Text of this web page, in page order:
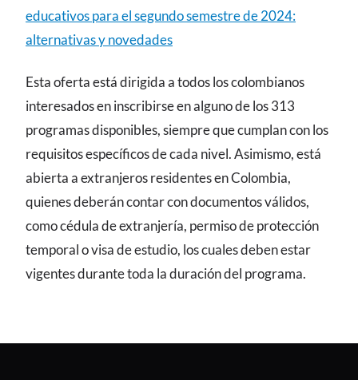
educativos para el segundo semestre de 2024:
alternativas y novedades
Esta oferta está dirigida a todos los colombianos
interesados en inscribirse en alguno de los 313
programas disponibles, siempre que cumplan con los
requisitos específicos de cada nivel. Asimismo, está
abierta a extranjeros residentes en Colombia,
quienes deberán contar con documentos válidos,
como cédula de extranjería, permiso de protección
temporal o visa de estudio, los cuales deben estar
vigentes durante toda la duración del programa.